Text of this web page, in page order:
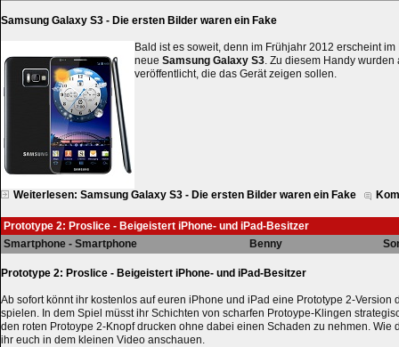
Samsung Galaxy S3 - Die ersten Bilder waren ein Fake
Bald ist es soweit, denn im Frühjahr 2012 erscheint
neue Samsung Galaxy S3 . Zu diesem Handy
veröffentlicht, die das Gerät zeigen sollen.
Weiterlesen: Samsung Galaxy S3 - Die ersten Bilder waren ein Fake
Prototype 2: Proslice - Beigeistert iPhone- und iPad-Besitzer
Smartphone - Smartphone
Benny
Prototype 2: Proslice - Beigeistert iPhone- und iPad-Besitzer
Ab sofort könnt ihr kostenlos auf euren iPhone und iPad eine Prototype 2-
spielen. In dem Spiel müsst ihr Schichten von scharfen Protoype-Klingen
den roten Protoype 2-Knopf drucken ohne dabei einen Schaden zu nehmen. Wie
ihr euch in dem kleinen Video anschauen.